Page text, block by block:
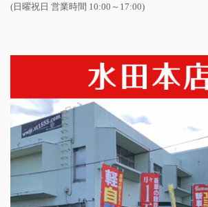
(日曜祝日 営業時間 10:00～17:00)